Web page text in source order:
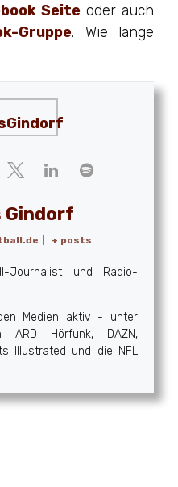
Seite oder auch
Gruppe. Wie lange
Gindorf
+ posts
Journalist und Radio-
Medien aktiv - unter
Hörfunk, DAZN,
Illustrated und die NFL